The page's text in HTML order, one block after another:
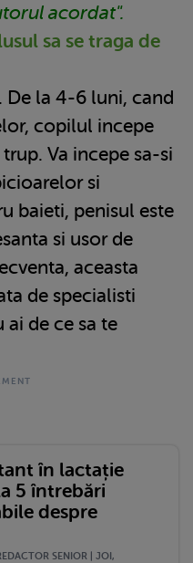
acordat".
sa se traga de
De la 4-6 luni, cand
copilul incepe
Va incepe sa-si
si
baieti, penisul este
si usor de
aceasta
de specialisti
ai de ce sa te
în lactație
5 întrebări
despre
SENIOR | JOI,